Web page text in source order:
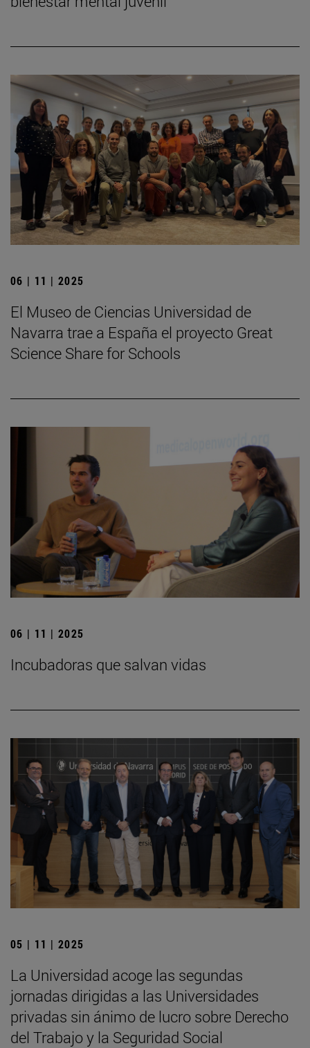
06 | 11 | 2025
El Museo de Ciencias Universidad de
Navarra trae a España el proyecto Great
Science Share for Schools
06 | 11 | 2025
Incubadoras que salvan vidas
05 | 11 | 2025
La Universidad acoge las segundas
jornadas dirigidas a las Universidades
privadas sin ánimo de lucro sobre Derecho
del Trabajo y la Seguridad Social